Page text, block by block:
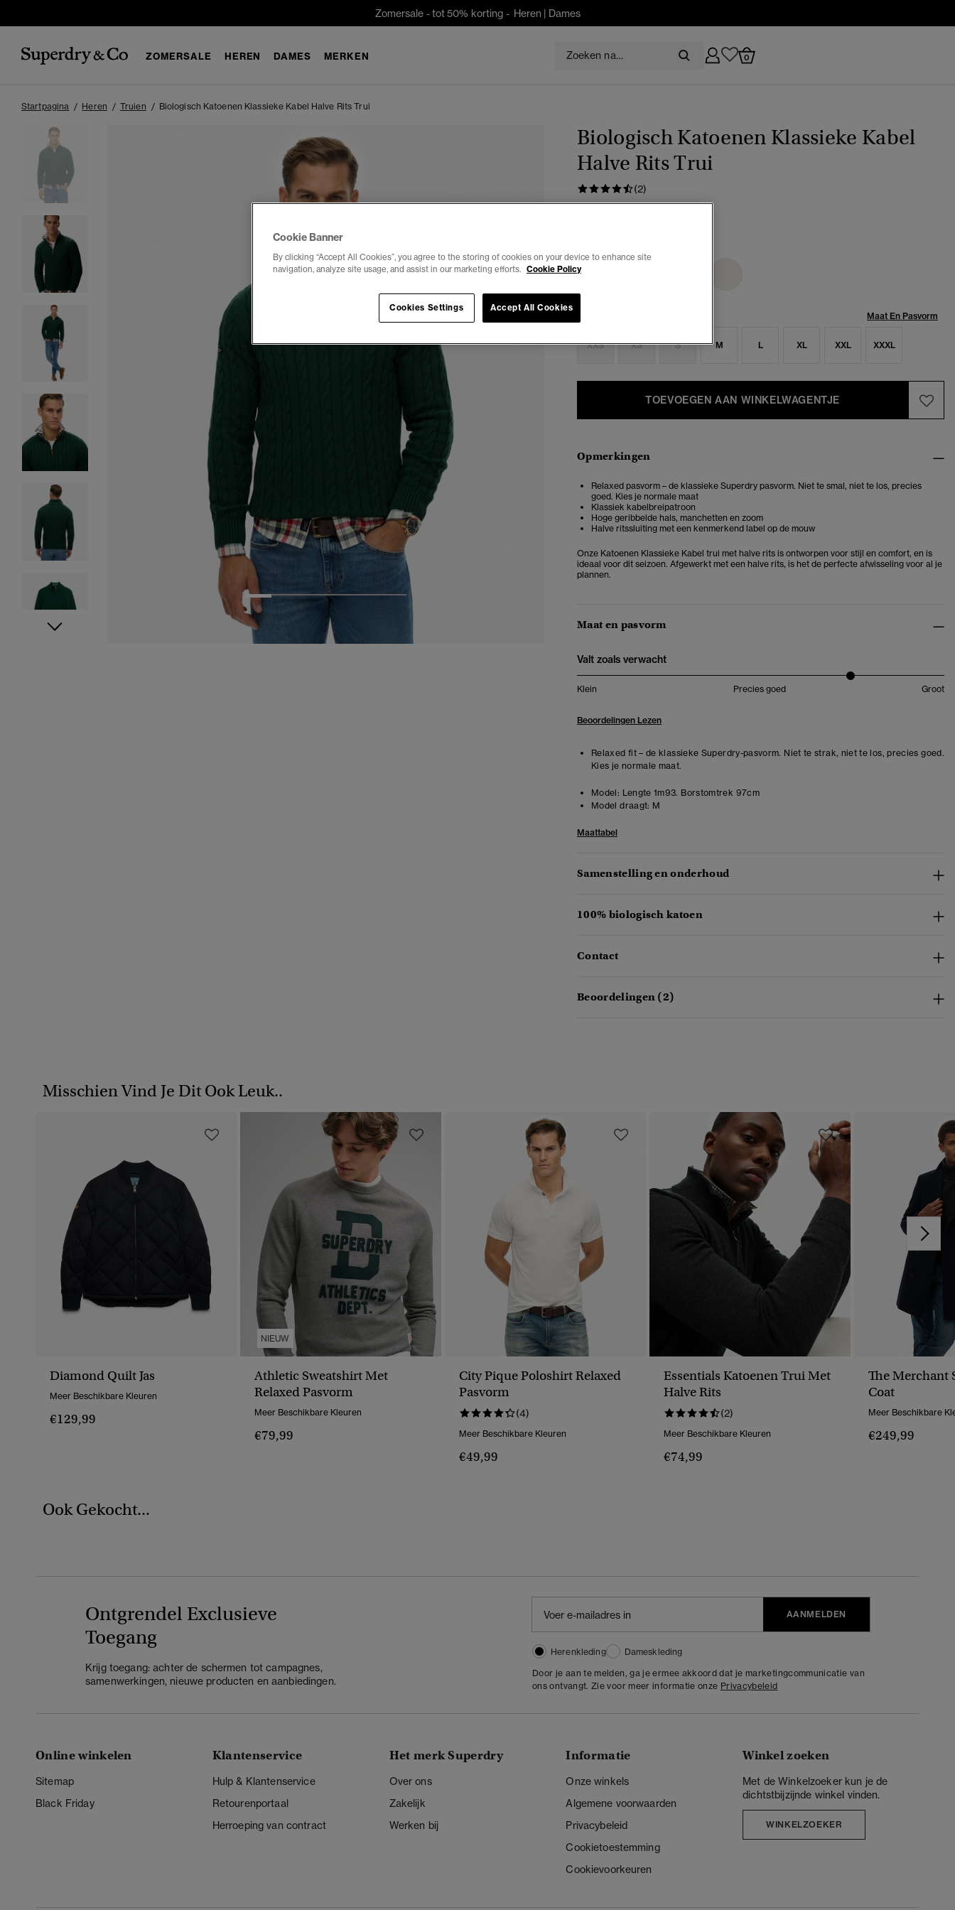
Zomersale - tot 50% korting - Heren | Dames
ZOMERSALE HEREN DAMES MERKEN 0
Startpagina Heren Truien Biologisch Katoenen Klassieke Kabel Halve Rits Trui
1
Biologisch Katoenen Klassieke Kabel
Halve Rits Trui
(2)
geselecteerd
Maat En Pasvorm
XXS XS S M L XL XXL XXXL
TOEVOEGEN AAN WINKELWAGENTJE
Opmerkingen
Relaxed pasvorm – de klassieke Superdry pasvorm. Niet te smal, niet te los, precies
goed. Kies je normale maat
Klassiek kabelbreipatroon
Hoge geribbelde hals, manchetten en zoom
Halve ritssluiting met een kenmerkend label op de mouw
Onze Katoenen Klassieke Kabel trui met halve rits is ontworpen voor stijl en comfort, en is
ideaal voor dit seizoen. Afgewerkt met een halve rits, is het de perfecte afwisseling voor al je
plannen.
Maat en pasvorm
Valt zoals verwacht
Klein Precies goed Groot
Beoordelingen Lezen
Relaxed fit – de klassieke Superdry-pasvorm. Niet te strak, niet te los, precies goed.
Kies je normale maat.
Model: Lengte 1m93. Borstomtrek 97cm
Model draagt: M
Maattabel
Samenstelling en onderhoud
100% biologisch katoen
Contact
Beoordelingen (2)
Misschien Vind Je Dit Ook Leuk..
Diamond Quilt Jas
Meer Beschikbare Kleuren
€129,99
NIEUW
Athletic Sweatshirt Met
Relaxed Pasvorm
Meer Beschikbare Kleuren
€79,99
City Pique Poloshirt Relaxed
Pasvorm
(4)
Meer Beschikbare Kleuren
€49,99
Essentials Katoenen Trui Met
Halve Rits
(2)
Meer Beschikbare Kleuren
€74,99
The Merchant
Coat
Meer Beschikbare
€249,99
Ook Gekocht...
Ontgrendel Exclusieve
Toegang
Krijg toegang: achter de schermen tot campagnes,
samenwerkingen, nieuwe producten en aanbiedingen.
AANMELDEN
Herenkleding
Dameskleding
Door je aan te melden, ga je ermee akkoord dat je marketingcommunicatie van
ons ontvangt. Zie voor meer informatie onze Privacybeleid
Online winkelen
Sitemap
Black Friday
Klantenservice
Hulp & Klantenservice
Retourenportaal
Herroeping van contract
Het merk Superdry
Over ons
Zakelijk
Werken bij
Informatie
Onze winkels
Algemene voorwaarden
Privacybeleid
Cookietoestemming
Cookievoorkeuren
Winkel zoeken
Met de Winkelzoeker kun je de
dichtstbijzijnde winkel vinden.
WINKELZOEKER
Cookie Banner
By clicking “Accept All Cookies”, you agree to the storing of cookies on your device to enhance site
navigation, analyze site usage, and assist in our marketing efforts. Cookie Policy
Cookies Settings Accept All Cookies